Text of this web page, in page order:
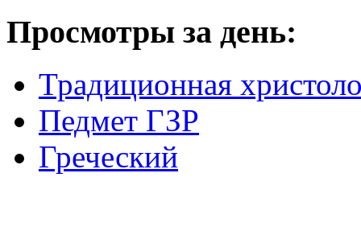
Просмотры за день:
Традиционная
Педмет ГЗР
Греческий